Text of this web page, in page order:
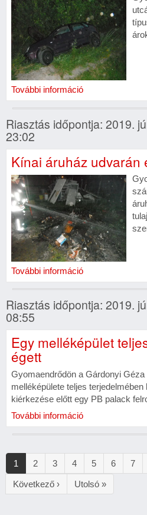
További információ
Riasztás időpontja: 2019.
23:02
Kínai áruház udvarán
További információ
Riasztás időpontja: 2019.
08:55
Egy melléképület
égett
Gyomaendrődön a Gárdonyi
melléképülete teljes terjedelmében
kiérkezése előtt egy PB palack
További információ
Oldalszámozás
Jelenlegi
oldal
1 Oldal
2 Oldal
3 Oldal
4 Oldal
5 Oldal
6 7
Következő
oldal
Következő ›
Utolsó
oldal
Utolsó »